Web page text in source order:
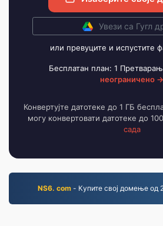
Увези са Гугл
или превуците и испустите
Бесплатан план: 1
неограничено →
Конвертујте датотеке до 1 ГБ
могу конвертовати датотеке до
сада
NS6. com- Купите свој домење од